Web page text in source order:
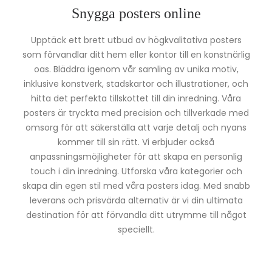
Snygga posters online
Upptäck ett brett utbud av högkvalitativa posters
som förvandlar ditt hem eller kontor till en konstnärlig
oas. Bläddra igenom vår samling av unika motiv,
inklusive konstverk, stadskartor och illustrationer, och
hitta det perfekta tillskottet till din inredning. Våra
posters är tryckta med precision och tillverkade med
omsorg för att säkerställa att varje detalj och nyans
kommer till sin rätt. Vi erbjuder också
anpassningsmöjligheter för att skapa en personlig
touch i din inredning. Utforska våra kategorier och
skapa din egen stil med våra posters idag. Med snabb
leverans och prisvärda alternativ är vi din ultimata
destination för att förvandla ditt utrymme till något
speciellt.